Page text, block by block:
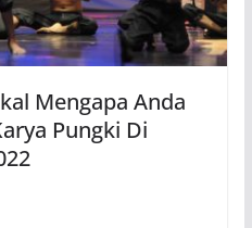
Mengapa Anda
Pungki Di